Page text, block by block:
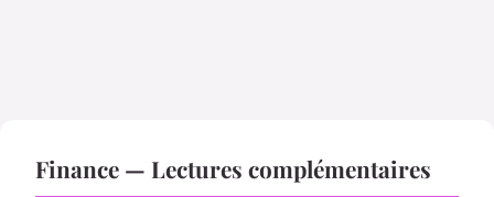
Finance — Lectures complémentaires